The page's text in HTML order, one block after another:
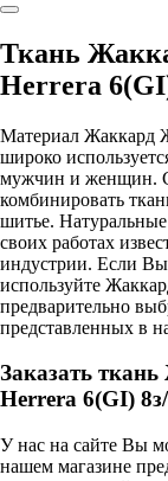
Ткань
Herrera
Материал Жаккард
широко
мужчин и женщин.
комбинировать
шитье.
своих работах
индустрии. Если
используйте
предварительно
представленных в
Заказать
Herrera 6(GI)
У нас на сайте Вы
нашем магазине